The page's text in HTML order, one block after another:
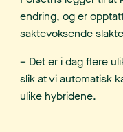
endring, og er
saktevoksende
– Det er i dag flere
slik at vi automatisk
ulike hybridene.